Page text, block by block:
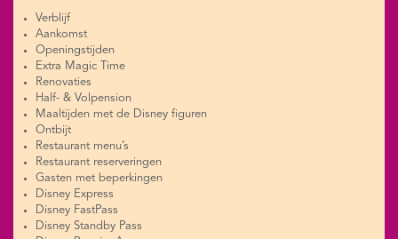
Verblijf
Aankomst
Openingstijden
Extra Magic Time
Renovaties
Half- & Volpension
Maaltijden met de Disney figuren
Ontbijt
Restaurant menu’s
Restaurant reserveringen
Gasten met beperkingen
Disney Express
Disney FastPass
Disney Standby Pass